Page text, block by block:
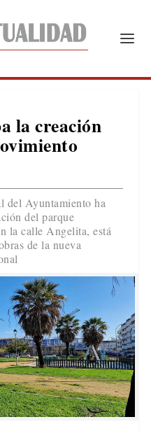
la creación
del Ayuntamiento ha
del parque
la calle Angelita, está
de la nueva